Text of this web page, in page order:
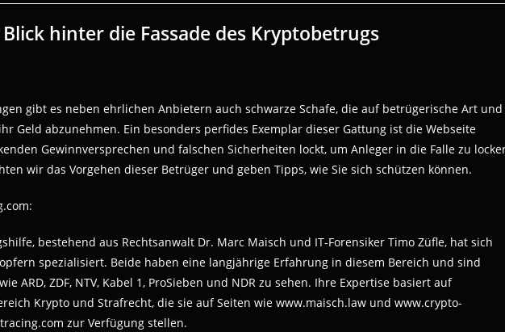
hinter die Fassade des Kryptobetrugs
gibt es neben ehrlichen Anbietern auch schwarze Schafe, die auf betrügerische Art und
Geld abzunehmen. Ein besonders perfides Exemplar dieser Gattung ist die Webseite
Gewinnversprechen und falschen Sicherheiten lockt, um Anleger in die Falle zu
wir das Vorgehen dieser Betrüger und geben Tipps, wie Sie sich schützen können.
bestehend aus Rechtsanwalt Dr. Marc Maisch und IT-Forensiker Timo Züfle, hat sich
spezialisiert. Beide haben eine langjährige Erfahrung in diesem Bereich und sind
ARD, ZDF, NTV, Kabel 1, ProSieben und NDR zu sehen. Ihre Expertise basiert auf
Krypto und Strafrecht, die sie auf Seiten wie www.maisch.law und www.crypto-
zur Verfügung stellen.